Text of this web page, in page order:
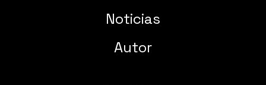
Noticias
Autor